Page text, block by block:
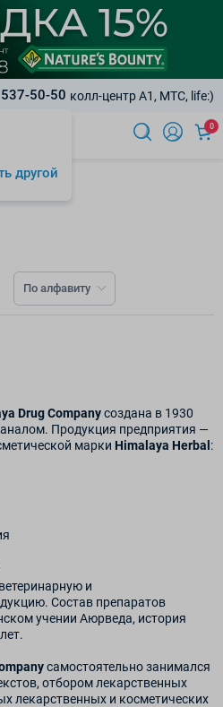
другой
537-50-50 колл-центр A1, МТС, life:)
0
По алфавиту
Drug Companyсоздана в 1930
Продукция предприятия —
марки Himalaya Herbal :
и
Состав препаратов
учении Аюрведа, история
самостоятельно занимался
отбором лекарственных
лекарственных и косметических